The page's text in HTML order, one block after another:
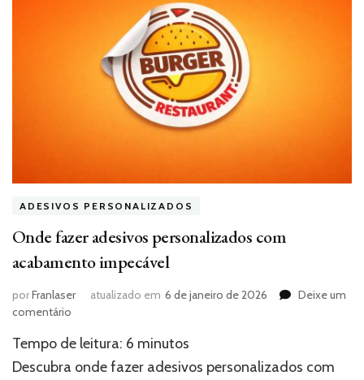
ADESIVOS PERSONALIZADOS
Onde fazer adesivos personalizados com
acabamento impecável
porFranlaser atualizado em 6 de janeiro de 2026
Deixe um
comentário
fazer
adesivos
Tempo de leitura: 6 minutos
Descubra onde fazer adesivos personalizados com